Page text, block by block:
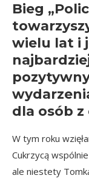
Bieg
wielu lat i
dla osób
W tym roku
Cukrzycą
ale niestety